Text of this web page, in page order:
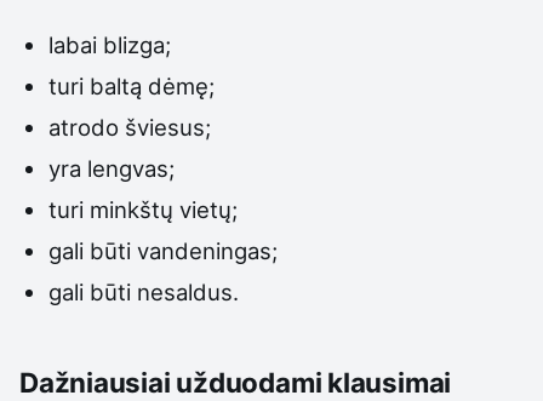
labai blizga;
turi baltą dėmę;
atrodo šviesus;
yra lengvas;
turi minkštų vietų;
gali būti vandeningas;
gali būti nesaldus.
Dažniausiai užduodami klausimai